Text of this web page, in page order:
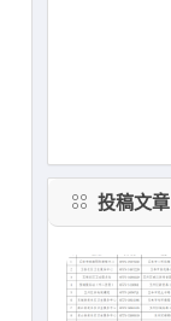
投稿文章